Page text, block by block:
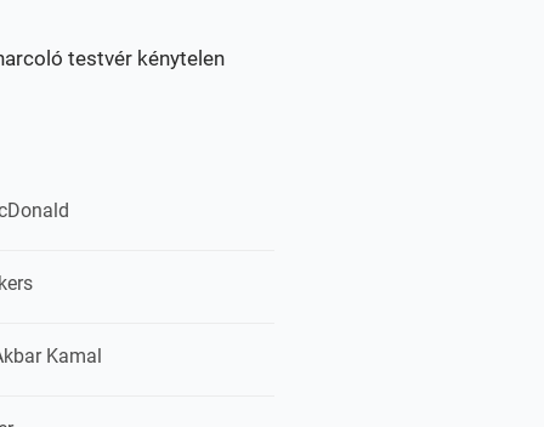
testvér kénytelen
Kamal